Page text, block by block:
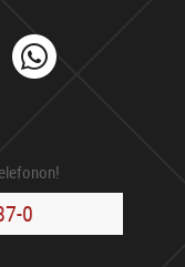
0